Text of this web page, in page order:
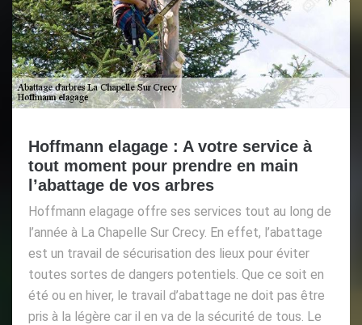
Hoffmann elagage : A votre service à
tout moment pour prendre en main
l’abattage de vos arbres
Hoffmann elagage offre ses services tout au long de
l’année à La Chapelle Sur Crecy. En effet, l’abattage
est un travail de sécurisation des lieux pour éviter
toutes sortes de dangers potentiels. Que ce soit en
été ou en hiver, le travail d’abattage ne doit pas être
pris à la légère car il en va de la sécurité de tous. Le